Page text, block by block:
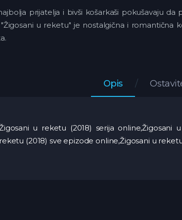
prijatelja i bivši košarkaši pokušavaju
u reketu" je nostalgična i romantična
Opis
u reketu (2018) serija online,Žigosani
reketu (2018) sve epizode online,Žigosani u